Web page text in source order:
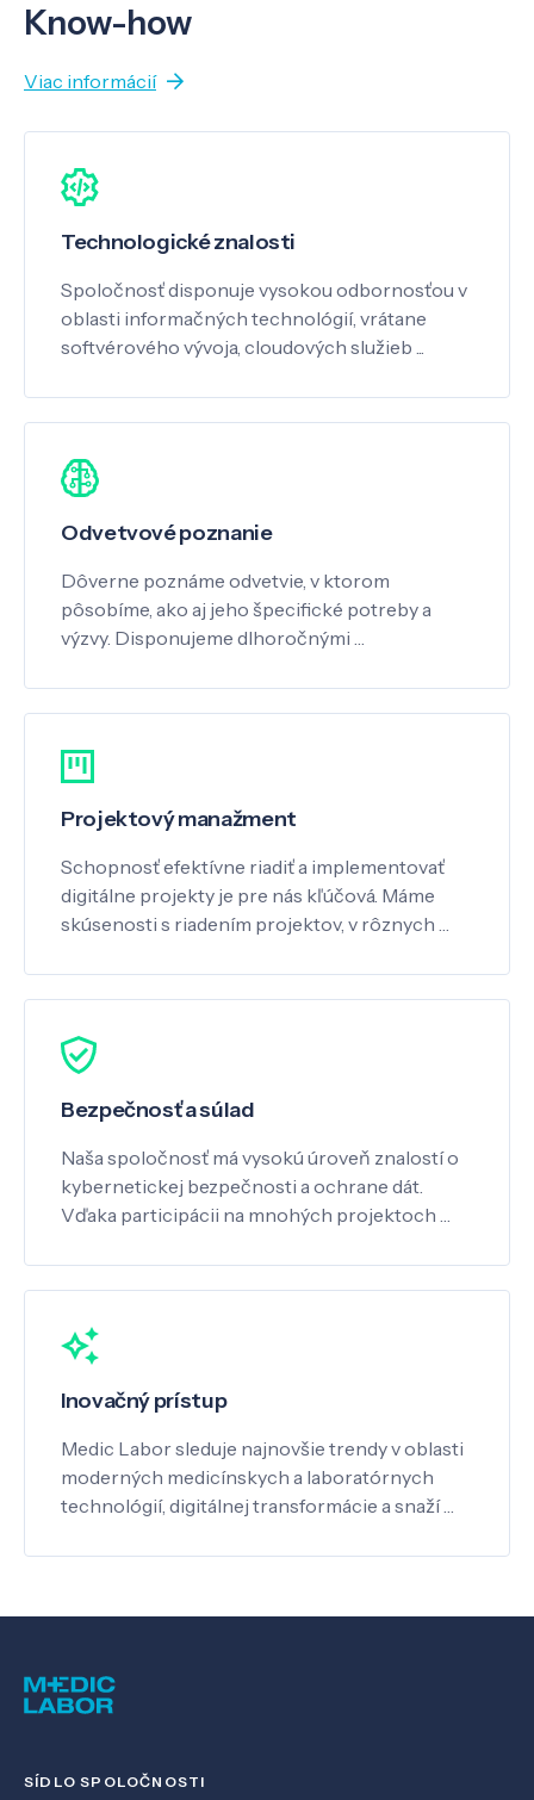
Know-how
Viac informácií
Technologické znalosti
Spoločnosť disponuje vysokou odbornosťou v
oblasti informačných technológií, vrátane
softvérového vývoja, cloudových služieb ...
Odvetvové poznanie
Dôverne poznáme odvetvie, v ktorom
pôsobíme, ako aj jeho špecifické potreby a
výzvy. Disponujeme dlhoročnými …
Projektový manažment
Schopnosť efektívne riadiť a implementovať
digitálne projekty je pre nás kľúčová. Máme
skúsenosti s riadením projektov, v rôznych …
Bezpečnosť a súlad
Naša spoločnosť má vysokú úroveň znalostí o
kybernetickej bezpečnosti a ochrane dát.
Vďaka participácii na mnohých projektoch …
Inovačný prístup
Medic Labor sleduje najnovšie trendy v oblasti
moderných medicínskych a laboratórnych
technológií, digitálnej transformácie a snaží …
SÍDLO SPOLOČNOSTI